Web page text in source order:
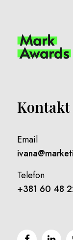
Kontakt
Email
Telefon
+381 60 48